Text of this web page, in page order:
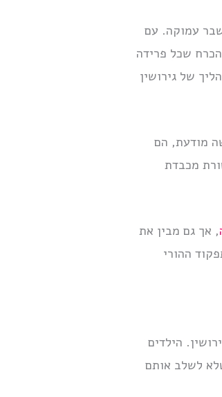
עמוקה. עם
שכל פרידה
של גירושין
מודעת, הם
מכבדת
, אך גם מבין את
ההורי
הילדים
לשלב אותם